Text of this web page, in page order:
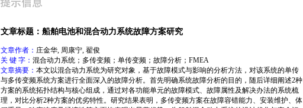
文章标题：船舶电池和混合动力系统故障方案研究
文章作者： 庄金华, 周康宁, 翟俊
关 键 字： 混合动力系统；多传变频；单传变频；故障分析；FMEA
文章摘要： 本文以混合动力系统为研究对象，基于故障模式与影响的分析方法，对该系统的单传
与多传变频系统方案进行全面深入的故障分析。首先明确系统故障分析的目的，随后详细阐述2种
方案的系统拓扑结构与核心组成，通过对各功能单元的故障模式、故障属性及解决办法的系统梳
理，对比分析2种方案的优劣特性。研究结果表明，多传变频方案在故障容错能力、安装维护、体